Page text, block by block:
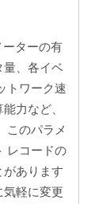
ーターの有
量、各イベ
トワーク速
力など、
このパラメ
レコードの
あります
軽に変更